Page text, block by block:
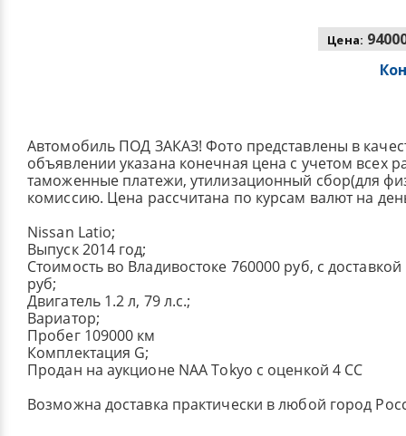
Цена:
Автомобиль ПОД ЗАКАЗ! Фото представлены в
объявлении указана конечная цена с учетом всех
таможенные платежи, утилизационный сбор(для
комиссию. Цена рассчитана по курсам валют на
Nissan Latio;
Выпуск 2014 год;
Стоимость во Владивостоке 760000 руб, с
руб;
Двигатель 1.2 л, 79 л.с.;
Вариатор;
Пробег 109000 км
Комплектация G;
Продан на аукционе NAA Tokyo с оценкой 4 CC
Возможна доставка практически в любой город